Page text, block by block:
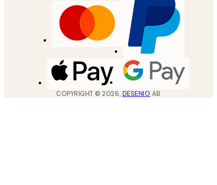
COPYRIGHT ©2026, DESENIO AB